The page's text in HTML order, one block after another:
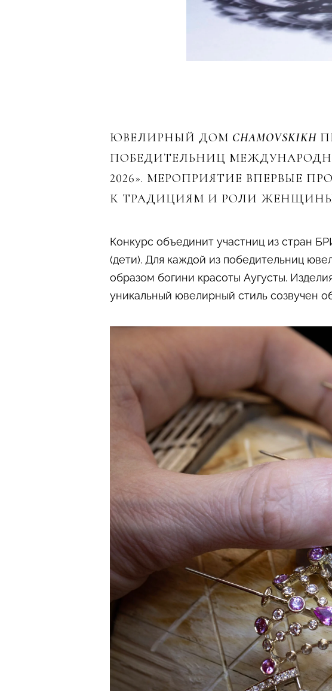
ЮВЕЛИРНЫЙ ДОМ CHAMOVSKIKH
ПОБЕДИТЕЛЬНИЦ
2026». МЕРОПРИЯТИЕ ВПЕРВЫЕ
К ТРАДИЦИЯМ И РОЛИ ЖЕНЩИНЫ
Конкурс объединит участниц из стран
(дети). Для каждой из победительниц
образом богини красоты Аугусты.
уникальный ювелирный стиль созвучен